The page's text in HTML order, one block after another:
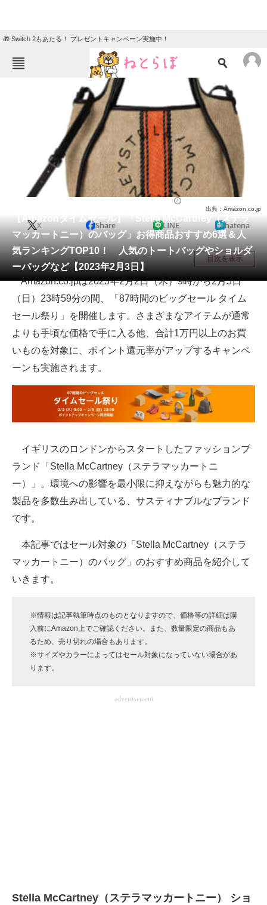
🎁 Switch 2もあたる！ プレゼントキャンペーン実施中！
クイズ
地域
教育・育児
リサーチ
メディア
注目記事を集めた総合ページ
ITの今と未来を見通す
スマホと通信の最新トレンド
進化するPCとデバイスの未来
好きが集まる 比べて選べる
ビジネスと働き方のヒント
AI活用のいまが分かる
企業ITのトレンドを詳説
経営リーダーのコミュニティ
マーケ×ITの今がよく分かる
ITエンジニア向け専門サイト
企業向けIT製品の総合サイト
IT製品の技術・比較・事例
モノづくり技術者専門サイト
エレクトロニクス専門サイト
エネルギーの専門メディア
【Amazonタイムセール】「Stella McCartney（ステラ
マッカートニー）のバッグ」お得商品おすすめ6選＆人
気ランキングTOP10！ 人気のトートバッグやショルダ
ーバッグなど【2023年2月3日】
出典：Amazon.co.jp
X Share LINE hatena
目次を表示
Amazon.co.jpは2023年2月2日（木）9時から2月5日
（日）23時59分の間、「87時間のビッグセール タイム
セール祭り」を開催します。さまざまなアイテムが通常
よりも手頃な価格で手に入る他、合計1万円以上のお買
いものを対象に、ポイント還元率がアップするキャンペ
ーンも実施されます。
イギリスのロンドンからスタートしたファッションブ
ランド「Stella McCartney（ステラマッカートニ
ー）」。環境への影響を最小限に抑えながらも魅力的な
製品を多数生み出している、サスティナブルなブランド
です。
本記事ではセール対象の「Stella McCartney（ステラ
マッカートニー）のバッグ」のおすすめ商品を紹介して
いきます。
※情報は記事執筆時点のものとなりますので、価格等の詳細は購
入前にAmazon上でご確認ください。また、数量限定の商品もあ
るため、売り切れの場合もあります。
※サイズやカラーによってはセール対象になっていない場合があ
ります。
advertisement
Stella McCartney（ステラマッカートニー） ショ